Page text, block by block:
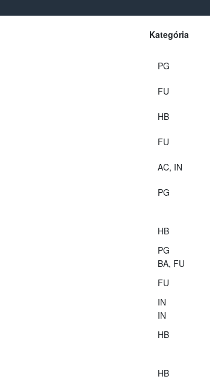
Kategória
PG
FU
HB
FU
AC, IN
PG
HB
PG
BA, FU
FU
IN
IN
HB
HB